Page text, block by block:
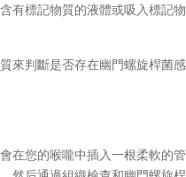
有標記物質的液體或吸入標記
來判斷是否存在幽門螺旋桿菌
在您的喉嚨中插入一根柔軟的